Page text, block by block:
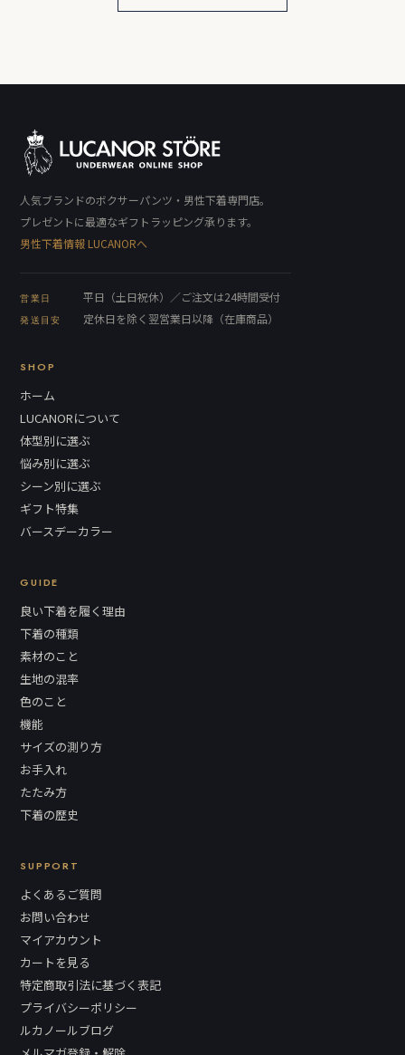
人気ブランドのボクサーパンツ・男性下着専門店。
プレゼントに最適なギフトラッピング承ります。
男性下着情報 LUCANORへ
営業日 平日（土日祝休）／ご注文は24時間受付
発送目安 定休日を除く翌営業日以降（在庫商品）
SHOP
ホーム
LUCANORについて
体型別に選ぶ
悩み別に選ぶ
シーン別に選ぶ
ギフト特集
バースデーカラー
GUIDE
良い下着を履く理由
下着の種類
素材のこと
生地の混率
色のこと
機能
サイズの測り方
お手入れ
たたみ方
下着の歴史
SUPPORT
よくあるご質問
お問い合わせ
マイアカウント
カートを見る
特定商取引法に基づく表記
プライバシーポリシー
ルカノールブログ